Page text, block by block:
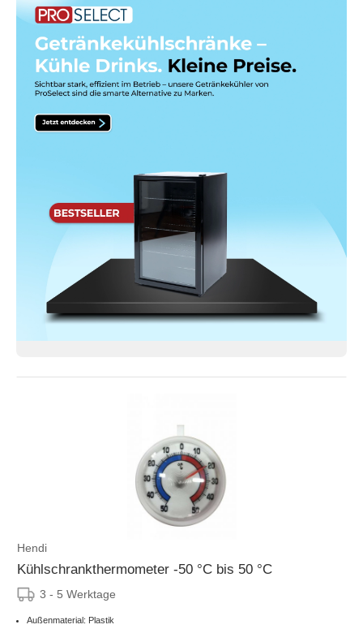
Hendi
Kühlschrankthermometer -50 °C bis 50 °C
3 - 5 Werktage
Außenmaterial: Plastik